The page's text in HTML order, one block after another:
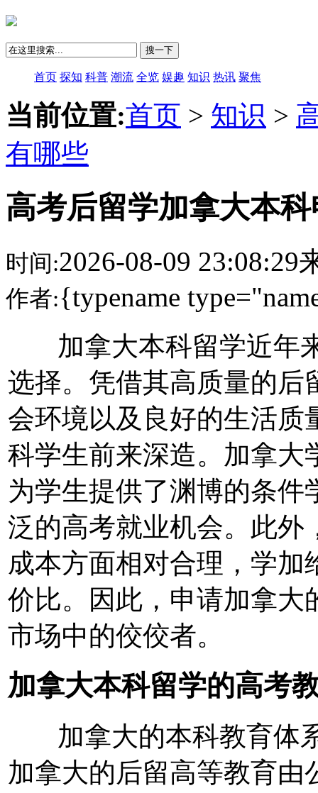
搜一下
首页 探知 科普 潮流 全览 娱趣 知识 热讯 聚焦
当前位置:首页 > 知识 >
有哪些
高考后留学加拿大本
时间:2026-08-09 23:08:29
作者:{typename
加拿大本科留学近年
选择。凭借其高质量的后
会环境以及良好的生活质
科学生前来深造。加拿大
为学生提供了渊博的条
泛的高考就业机会。此外
成本方面相对合理，学
价比。因此，申请加拿大
市场中的佼佼者。
加拿大本科留学的高考
加拿大的本科教育体
加拿大的后留高等教育由